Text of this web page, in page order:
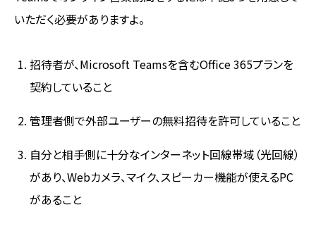
いただく必要がありますよ。
招待者が、Microsoft Teamsを含むOffice 365プランを
契約していること
管理者側で外部ユーザーの無料招待を許可していること
自分と相手側に十分なインターネット回線帯域（光回線）
があり、Webカメラ、マイク、スピーカー機能が使えるPC
があること